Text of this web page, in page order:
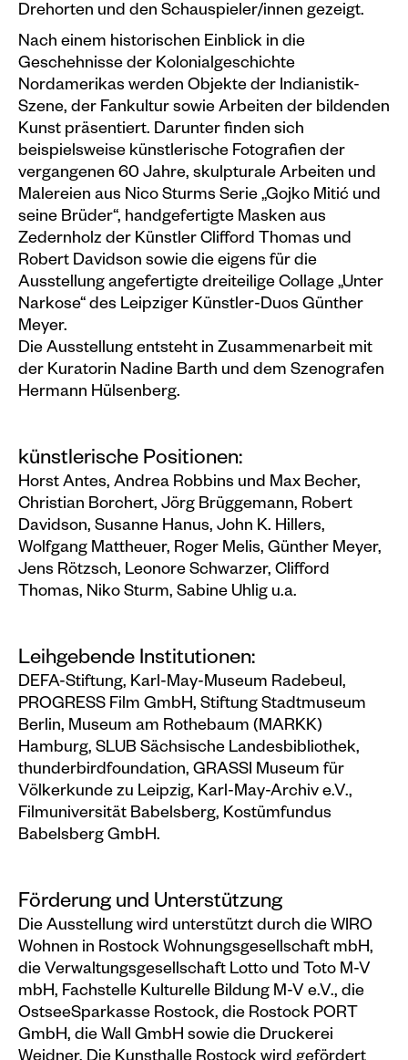
Drehorten und den Schauspieler/innen gezeigt.
Nach einem historischen Einblick in die
Geschehnisse der Kolonialgeschichte
Nordamerikas werden Objekte der Indianistik-
Szene, der Fankultur sowie Arbeiten der bildenden
Kunst präsentiert. Darunter finden sich
beispielsweise künstlerische Fotografien der
vergangenen 60 Jahre, skulpturale Arbeiten und
Malereien aus Nico Sturms Serie „Gojko Mitić und
seine Brüder“, handgefertigte Masken aus
Zedernholz der Künstler Clifford Thomas und
Robert Davidson sowie die eigens für die
Ausstellung angefertigte dreiteilige Collage „Unter
Narkose“ des Leipziger Künstler-Duos Günther
Meyer.
Die Ausstellung entsteht in Zusammenarbeit mit
der Kuratorin Nadine Barth und dem Szenografen
Hermann Hülsenberg.
künstlerische Positionen:
Horst Antes, Andrea Robbins und Max Becher,
Christian Borchert, Jörg Brüggemann, Robert
Davidson, Susanne Hanus, John K. Hillers,
Wolfgang Mattheuer, Roger Melis, Günther Meyer,
Jens Rötzsch, Leonore Schwarzer, Clifford
Thomas, Niko Sturm, Sabine Uhlig u.a.
Leihgebende Institutionen:
DEFA-Stiftung, Karl-May-Museum Radebeul,
PROGRESS Film GmbH, Stiftung Stadtmuseum
Berlin, Museum am Rothebaum (MARKK)
Hamburg, SLUB Sächsische Landesbibliothek,
thunderbirdfoundation, GRASSI Museum für
Völkerkunde zu Leipzig, Karl-May-Archiv e.V.,
Filmuniversität Babelsberg, Kostümfundus
Babelsberg GmbH.
Förderung und Unterstützung
Die Ausstellung wird unterstützt durch die WIRO
Wohnen in Rostock Wohnungsgesellschaft mbH,
die Verwaltungsgesellschaft Lotto und Toto M-V
mbH, Fachstelle Kulturelle Bildung M-V e.V., die
OstseeSparkasse Rostock, die Rostock PORT
GmbH, die Wall GmbH sowie die Druckerei